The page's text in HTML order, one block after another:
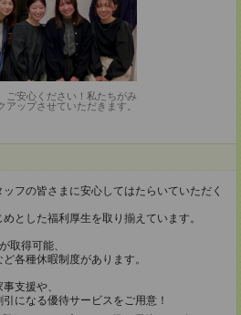
ご安心ください！私たちがみ
アップさせていただきます。
フの皆さまに安心してはたらいていただく
とした福利厚生を取り揃えています。
取得可能、
各種休暇制度があります。
支援や、
になる優待サービスをご用意！